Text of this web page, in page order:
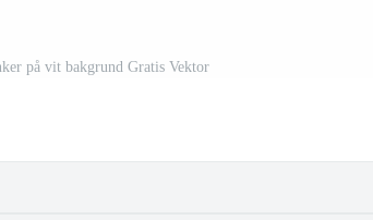
på vit bakgrund Gratis Vektor